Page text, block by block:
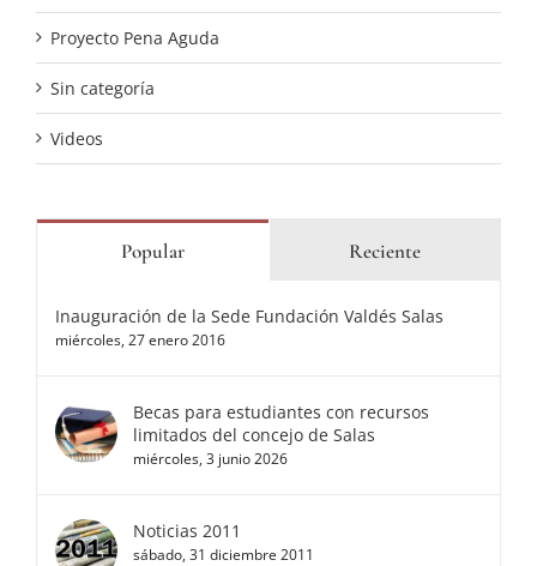
Proyecto Pena Aguda
Sin categoría
Videos
Popular Reciente
Inauguración de la Sede Fundación Valdés Salas
miércoles, 27 enero 2016
Becas para estudiantes con recursos
limitados del concejo de Salas
miércoles, 3 junio 2026
Noticias 2011
sábado, 31 diciembre 2011